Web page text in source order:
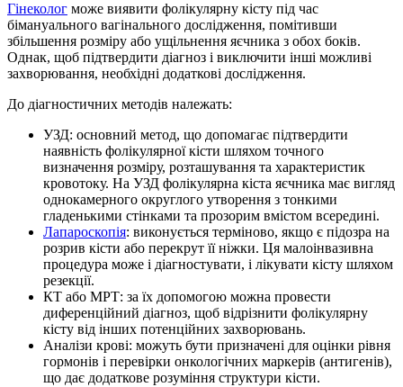
Гінеколог може виявити фолікулярну кісту під час
бімануального вагінального дослідження, помітивши
збільшення розміру або ущільнення яєчника з обох боків.
Однак, щоб підтвердити діагноз і виключити інші можливі
захворювання, необхідні додаткові дослідження.
До діагностичних методів належать:
УЗД: основний метод, що допомагає підтвердити
наявність фолікулярної кісти шляхом точного
визначення розміру, розташування та характеристик
кровотоку. На УЗД фолікулярна кіста яєчника має вигляд
однокамерного округлого утворення з тонкими
гладенькими стінками та прозорим вмістом всередині.
Лапароскопія: виконується терміново, якщо є підозра на
розрив кісти або перекрут її ніжки. Ця малоінвазивна
процедура може і діагностувати, і лікувати кісту шляхом
резекції.
КТ або МРТ: за їх допомогою можна провести
диференційний діагноз, щоб відрізнити фолікулярну
кісту від інших потенційних захворювань.
Аналізи крові: можуть бути призначені для оцінки рівня
гормонів і перевірки онкологічних маркерів (антигенів),
що дає додаткове розуміння структури кісти.